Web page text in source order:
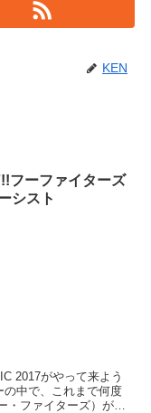
KEN
フーファイターズ
シスト
2017がやって来よう
の中で、これまで何度
ファイターズ）が7